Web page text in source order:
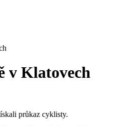
v Klatovech
průkaz cyklisty.